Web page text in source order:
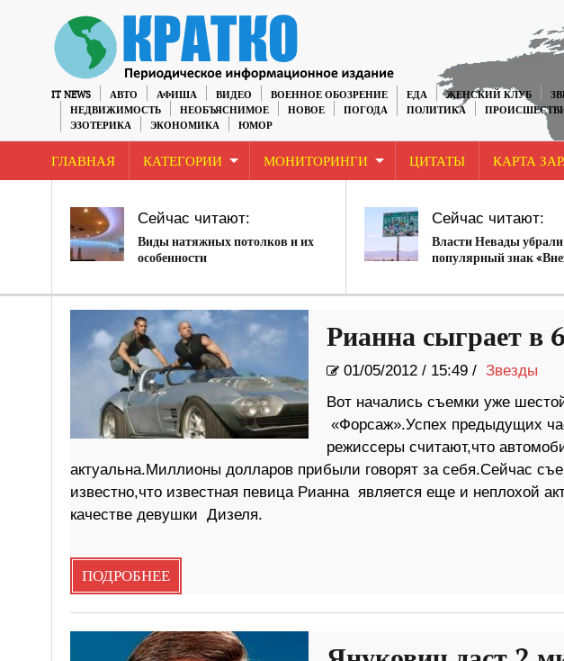
IT NEWS АВТО АФИША ВИДЕО ВОЕННОЕ ОБОЗРЕНИЕ ЕДА ЖЕНСКИЙ КЛУБ
НЕДВИЖИМОСТЬ
НЕОБЪЯСНИМОЕ НОВОЕ ПОГОДА ПОЛИТИКА
ЭЗОТЕРИКА
ЭКОНОМИКА ЮМОР
ГЛАВНАЯ КАТЕГОРИИ МОНИТОРИНГИ ЦИТАТЫ КАРТА
Сейчас читают:
Виды натяжных потолков и их
особенности
Сейчас читают:
Власти Невады убрали
популярный знак
Рианна сыграет в
01/05/2012/ 15:49 / Звезды
Вот начались съемки уже
«Форсаж».Успех предыдущих
режиссеры считают,что
актуальна.Миллионы долларов прибыли говорят за себя.Сейчас
известно,что известная певица Рианна является еще и неплохой
качестве девушки Дизеля.
ПОДРОБНЕЕ